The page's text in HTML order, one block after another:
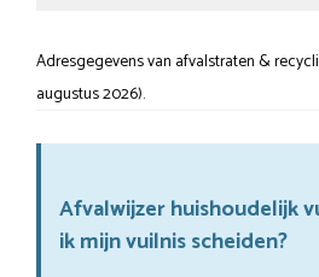
Adresgegevens van afvalstraten &
augustus 2026).
Afvalwijzer huishoudelijk
ik mijn vuilnis scheiden?